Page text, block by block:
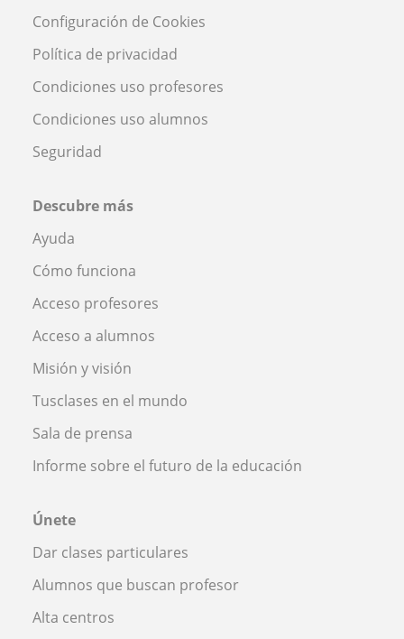
Configuración de Cookies
Política de privacidad
Condiciones uso profesores
Condiciones uso alumnos
Seguridad
Descubre más
Ayuda
Cómo funciona
Acceso profesores
Acceso a alumnos
Misión y visión
Tusclases en el mundo
Sala de prensa
Informe sobre el futuro de la educación
Únete
Dar clases particulares
Alumnos que buscan profesor
Alta centros